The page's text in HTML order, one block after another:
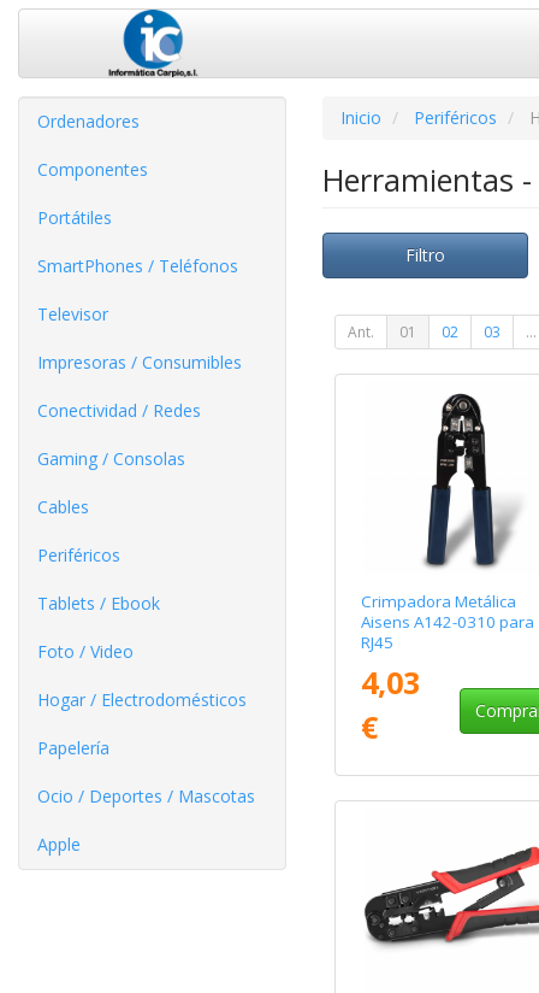
Ordenadores
Componentes
Portátiles
SmartPhones / Teléfonos
Televisor
Impresoras / Consumibles
Conectividad / Redes
Gaming / Consolas
Cables
Periféricos
Tablets / Ebook
Foto / Video
Hogar / Electrodomésticos
Papelería
Ocio / Deportes / Mascotas
Apple
Inicio Periféricos
Herramientas
Filtro
Ant. 01 02 03 ...
Crimpadora Metálica
Aisens A142-0310 para
RJ45
4,03
€